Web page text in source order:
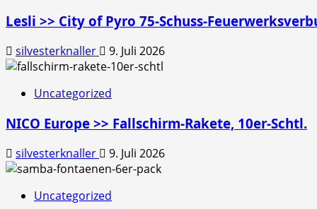
Lesli >> City of Pyro 75-Schuss-
silvesterknaller 9. Juli 2026
Uncategorized
NICO Europe >> Fallschirm-Rakete, 10er-Schtl.
silvesterknaller 9. Juli 2026
Uncategorized